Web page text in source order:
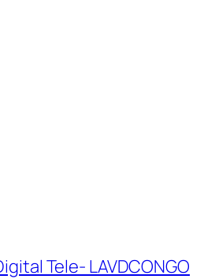
Tele- LAVDCONGO